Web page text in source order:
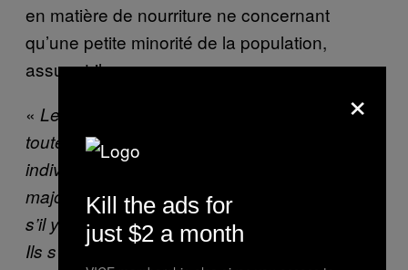
en matière de nourriture ne concernant
qu’une petite minorité de la population,
assure-t-il.
« Le luxe d’une alimentation saine est de
toute façon réservé à une petite portion des
individus
, m’a-t-il expliqué par téléphone.
majorité des gens se fichent bien de savoir
s’il y a des OGM dans ce qu’ils consomment.
Ils s’inquiètent surtout de nourrir leur famille,
×
Kill the ads for
just $2 a month